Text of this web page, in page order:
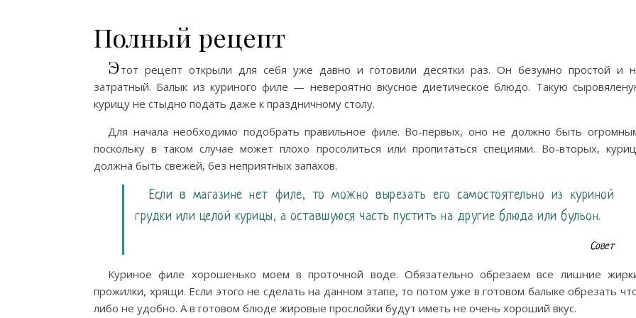
Полный рецепт
Этот рецепт открыли для себя уже давно и готовили десятки раз. Он безумно простой и
затратный. Балык из куриного филе — невероятно вкусное диетическое блюдо. Такую
курицу не стыдно подать даже к праздничному столу.
Для начала необходимо подобрать правильное филе. Во-первых, оно не должно быть
поскольку в таком случае может плохо просолиться или пропитаться специями. Во-вторых,
должна быть свежей, без неприятных запахов.
Если в магазине нет филе, то можно вырезать его самостоятельно из куриной
грудки или целой курицы, а оставшуюся часть пустить на другие блюда или бульон.
Совет
Куриное филе хорошенько моем в проточной воде. Обязательно обрезаем все лишние
прожилки, хрящи. Если этого не сделать на данном этапе, то потом уже в готовом балыке обрезать
либо не удобно. А в готовом блюде жировые прослойки будут иметь не очень хороший вкус.